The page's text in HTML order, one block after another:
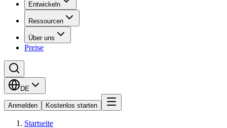
Entwickeln
Ressourcen
Über uns
Preise
DE
Anmelden Kostenlos starten
Startseite